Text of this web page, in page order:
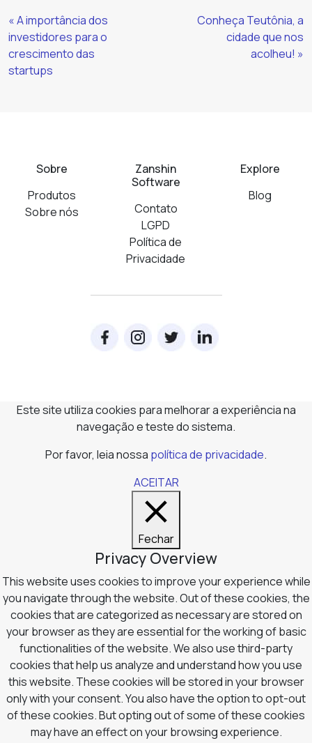
Continue
Lendo
« A importância dos
investidores para o
crescimento das
startups
Conheça Teutônia, a
cidade que nos
acolheu! »
Sobre
Produtos
Sobre nós
Zanshin
Software
Contato
LGPD
Política de
Privacidade
Explore
Blog
Este site utiliza cookies para melhorar a experiência na
navegação e teste do sistema.
Por favor, leia nossa política de privacidade.
ACEITAR
Fechar
Privacy Overview
This website uses cookies to improve your experience while
you navigate through the website. Out of these cookies, the
cookies that are categorized as necessary are stored on
your browser as they are essential for the working of basic
functionalities of the website. We also use third-party
cookies that help us analyze and understand how you use
this website. These cookies will be stored in your browser
only with your consent. You also have the option to opt-out
of these cookies. But opting out of some of these cookies
may have an effect on your browsing experience.